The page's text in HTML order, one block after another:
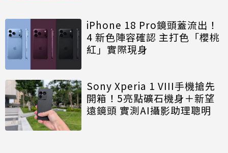
iPhone 18 Pro鏡頭蓋流出！
4 新色陣容確認 主打色「櫻桃
紅」實際現身
Sony Xperia 1 VIII手機搶先
開箱！5亮點礦石機身＋新望
遠鏡頭 實測AI攝影助理聰明